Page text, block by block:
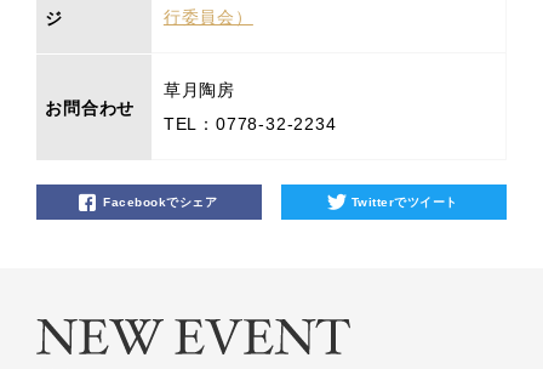
ジ
行委員会）
お問合わせ
草月陶房
TEL：0778-32-2234
Facebookでシェア Twitterでツイート